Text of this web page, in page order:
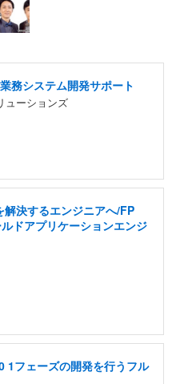
務システム開発サポート
ューションズ
決するエンジニアへ/FP
ドアプリケーションエンジ
1フェーズの開発を行うフル